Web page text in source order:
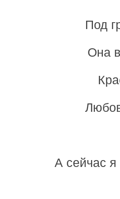
Под
Она
А сейчас я